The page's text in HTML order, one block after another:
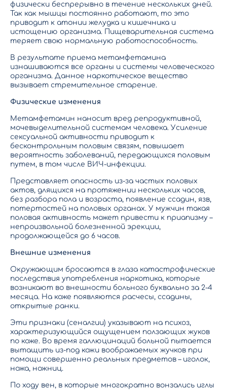
физически беспрерывно в течение нескольких дней.
Так как мышцы постоянно работают, то это
приводит к атонии желудка и кишечника и
истощению организма. Пищеварительная система
теряет свою нормальную работоспособность.
В результате приема метамфетамина
изнашиваются все органы и системы человеческого
организма. Данное наркотическое вещество
вызывает стремительное старение.
Физические изменения
Метамфетамин наносит вред репродуктивной,
мочевыделительной системам человека. Усиление
сексуальной активности приводит к
бесконтрольным половым связям, повышает
вероятность заболеваний, передающихся половым
путем, в том числе ВИЧ-инфекции.
Представляет опасность из-за частых половых
актов, длящихся на протяжении нескольких часов,
без разбора пола и возраста, появление ссадин, язв,
потертостей на половых органах. У мужчин такая
половая активность может привести к приапизму –
непроизвольной болезненной эрекции,
продолжающейся до 6 часов.
Внешние изменения
Окружающим бросаются в глаза катастрофические
последствия употребления наркотика, которые
возникают во внешности больного буквально за 2-4
месяца. На коже появляются расчесы, ссадины,
открытые ранки.
Эти признаки (сеналгии) указывают на психоз,
характеризующийся ощущением ползающих жуков
по коже. Во время галлюцинаций больной пытается
вытащить из-под кожи воображаемых жучков при
помощи совершенно реальных предметов – иголок,
ножа, ножниц.
По ходу вен, в которые многократно вонзались иглы